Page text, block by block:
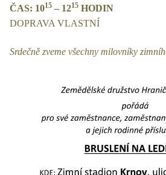
ČAS: 1015 – 1215 HODIN
DOPRAVA VLASTNÍ
Srdečně zveme všechny milovníky